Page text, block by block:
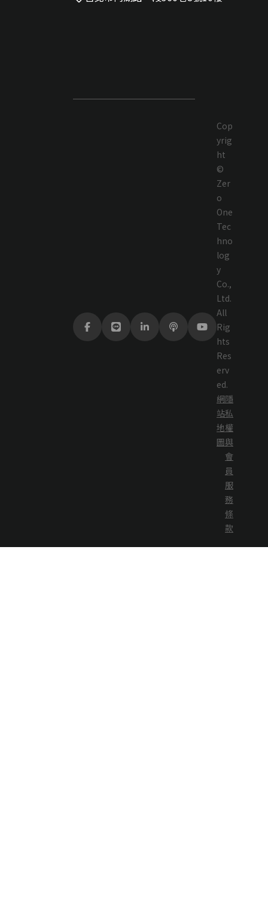
Cop
yrig
ht
©
Zer
o
One
Tec
hno
log
y
Co.,
Ltd.
All
Rig
hts
Res
erv
ed.
網
站
地
圖
隱
私
權
與
會
員
服
務
條
款